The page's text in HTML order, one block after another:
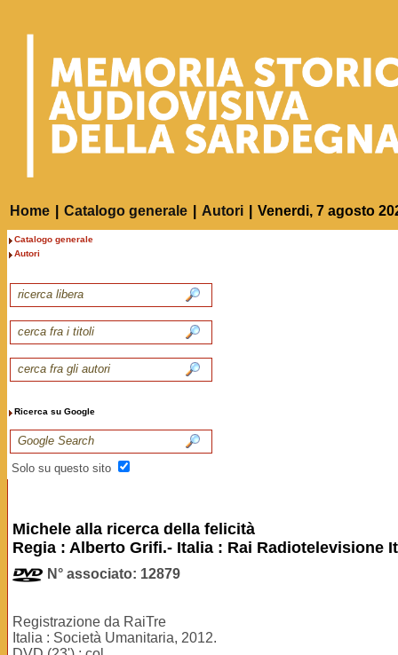
Home Catalogo generale Autori Venerdi, 7 agosto
Catalogo generale
Autori
Ricerca su Google
Solo su questo sito
Michele alla ricerca della felicità
Regia : Alberto Grifi.- Italia : Rai Radiotelevisione
N° associato: 12879
Registrazione da RaiTre
Italia : Società Umanitaria, 2012.